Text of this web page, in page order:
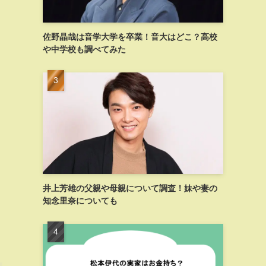
佐野晶哉は音学大学を卒業！音大はどこ？高校
や中学校も調べてみた
井上芳雄の父親や母親について調査！妹や妻の
知念里奈についても